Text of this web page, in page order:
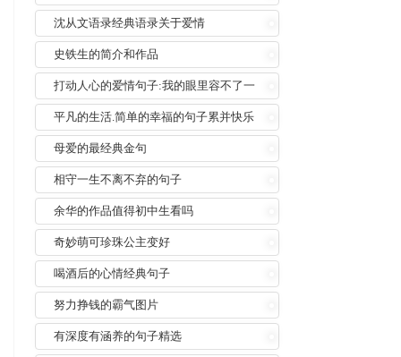
沈从文语录经典语录关于爱情
史铁生的简介和作品
打动人心的爱情句子:我的眼里容不了一
粒沙
平凡的生活.简单的幸福的句子累并快乐
着
母爱的最经典金句
相守一生不离不弃的句子
余华的作品值得初中生看吗
奇妙萌可珍珠公主变好
喝酒后的心情经典句子
努力挣钱的霸气图片
有深度有涵养的句子精选